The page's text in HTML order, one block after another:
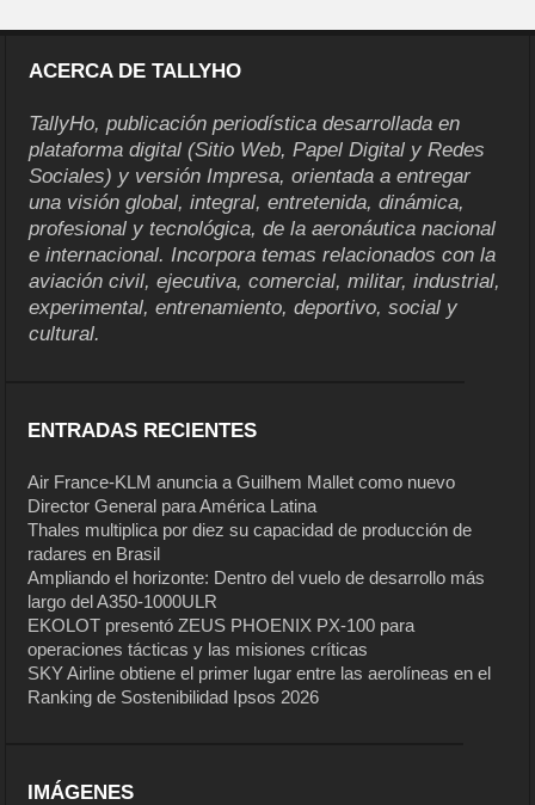
ACERCA DE TALLYHO
TallyHo, publicación periodística desarrollada en
plataforma digital (Sitio Web, Papel Digital y Redes
Sociales) y versión Impresa, orientada a entregar
una visión global, integral, entretenida, dinámica,
profesional y tecnológica, de la aeronáutica nacional
e internacional. Incorpora temas relacionados con la
aviación civil, ejecutiva, comercial, militar, industrial,
experimental, entrenamiento, deportivo, social y
cultural.
ENTRADAS RECIENTES
Air France-KLM anuncia a Guilhem Mallet como nuevo
Director General para América Latina
Thales multiplica por diez su capacidad de producción de
radares en Brasil
Ampliando el horizonte: Dentro del vuelo de desarrollo más
largo del A350-1000ULR
EKOLOT presentó ZEUS PHOENIX PX-100 para
operaciones tácticas y las misiones críticas
SKY Airline obtiene el primer lugar entre las aerolíneas en el
Ranking de Sostenibilidad Ipsos 2026
IMÁGENES